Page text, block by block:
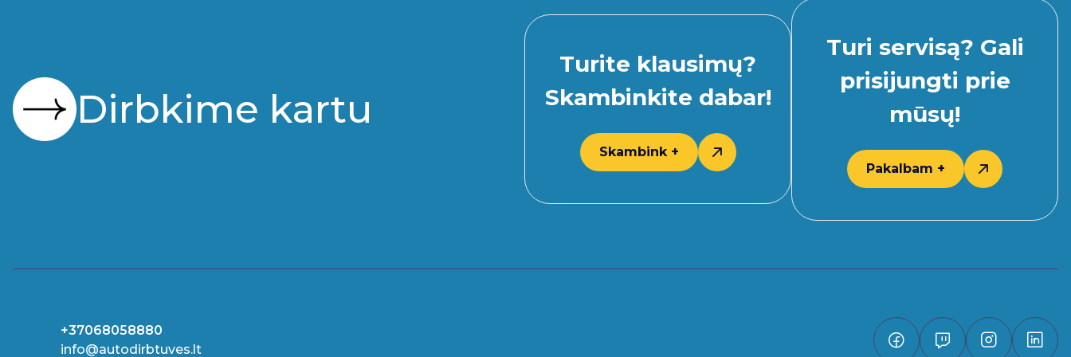
Dirbkime kartu
Turite klausimų?
Skambinkite dabar!
Skambink +
Turi servisą? Gali
prisijungti prie
mūsų!
Pakalbam +
+37068058880
info@autodirbtuves.lt